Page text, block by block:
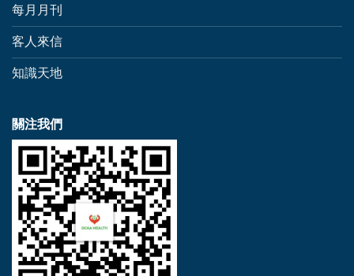
每月月刊
客人來信
知識天地
關注我們